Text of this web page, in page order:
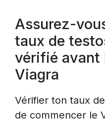
Assurez-
taux de
vérifié avant
Viagra
Vérifier ton taux de
de commencer le